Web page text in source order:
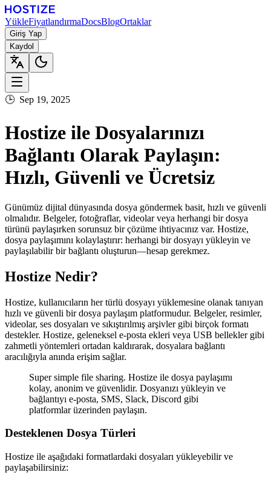
YükleFiyatlandırmaDocsBlogOrtaklar
Giriş Yap
Kaydol
🕒 Sep 19, 2025
Hostize ile Dosyalarınızı
Bağlantı Olarak Paylaşın:
Hızlı, Güvenli ve Ücretsiz
Günümüz dijital dünyasında dosya göndermek basit, hızlı ve güvenli
olmalıdır. Belgeler, fotoğraflar, videolar veya herhangi bir dosya
türünü paylaşırken sorunsuz bir çözüme ihtiyacınız var. Hostize,
dosya paylaşımını kolaylaştırır: herhangi bir dosyayı yükleyin ve
paylaşılabilir bir bağlantı oluşturun—hesap gerekmez.
Hostize Nedir?
Hostize, kullanıcıların her türlü dosyayı yüklemesine olanak tanıyan
hızlı ve güvenli bir dosya paylaşım platformudur. Belgeler, resimler,
videolar, ses dosyaları ve sıkıştırılmış arşivler gibi birçok formatı
destekler. Hostize, geleneksel e-posta ekleri veya USB bellekler gibi
zahmetli yöntemleri ortadan kaldırarak, dosyalara bağlantı
aracılığıyla anında erişim sağlar.
Super simple file sharing. Hostize ile dosya paylaşımı
kolay, anonim ve güvenlidir. Dosyanızı yükleyin ve
bağlantıyı e-posta, SMS, Slack, Discord gibi
platformlar üzerinden paylaşın.
Desteklenen Dosya Türleri
Hostize ile aşağıdaki formatlardaki dosyaları yükleyebilir ve
paylaşabilirsiniz: